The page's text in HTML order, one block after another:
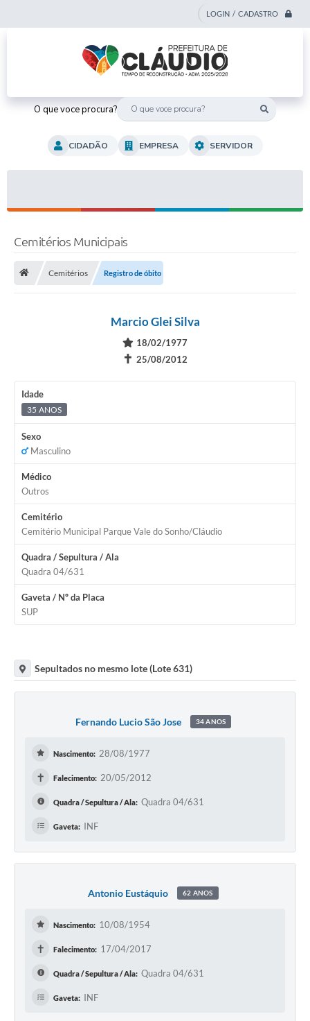
LOGIN / CADASTRO
O que voce procura?
CIDADÃO EMPRESA SERVIDOR
Cemitérios Municipais
Cemitérios Registro de óbito
Marcio Glei Silva
18/02/1977
✝ 25/08/2012
Idade
35 ANOS
Sexo
Masculino
Médico
Outros
Cemitério
Cemitério Municipal Parque Vale do Sonho/Cláudio
Quadra / Sepultura / Ala
Quadra 04/631
Gaveta / Nº da Placa
SUP
Sepultados no mesmo lote (Lote 631)
Fernando Lucio São Jose 34 ANOS
Nascimento: 28/08/1977
✝ Falecimento: 20/05/2012
Quadra / Sepultura / Ala: Quadra 04/631
Gaveta: INF
Antonio Eustáquio 62 ANOS
Nascimento: 10/08/1954
✝ Falecimento: 17/04/2017
Quadra / Sepultura / Ala: Quadra 04/631
Gaveta: INF